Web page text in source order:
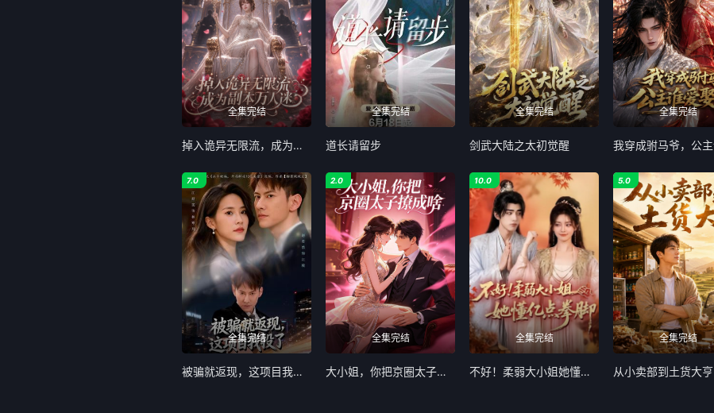
全集完结
掉入诡异无限流，成为副本万人迷第二季
全集完结
道长请留步
全集完结
剑武大陆之太初觉醒
全集完结
全集完结
7.0
被骗就返现，这项目我投了
全集完结
2.0
大小姐，你把京圈太子撩成啥
全集完结
10.0
不好！柔弱大小姐她懂亿点拳脚
全集完结
5.0
从小卖部到土货大亨